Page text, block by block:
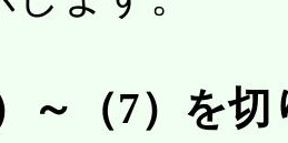
～（7）を